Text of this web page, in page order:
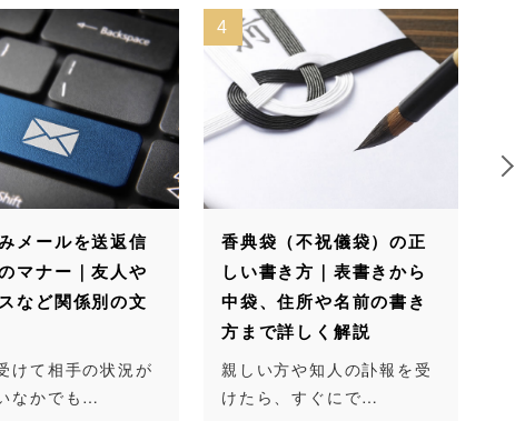
4
香典袋（不祝儀袋）の正
しい書き方｜表書きから
中袋、住所や名前の書き
親しい方や知人の訃報を受
けたら、すぐにで…
敬称の一つである御母堂
｜御丈母・御尊父・御岳
父も解説
御母堂は「ごぼどう」と読
みます。漢字から…